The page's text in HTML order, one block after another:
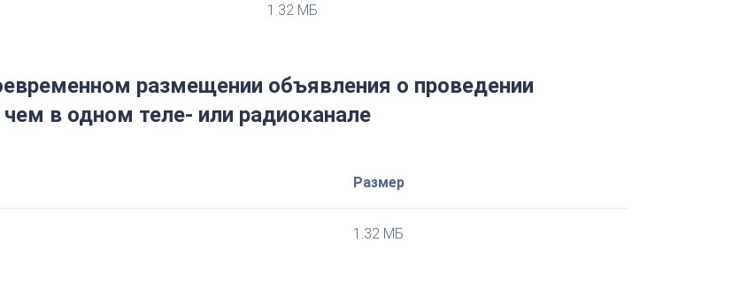
1.32 МБ
размещении объявления о проведении
в одном теле- или радиоканале
Размер
1.32 МБ